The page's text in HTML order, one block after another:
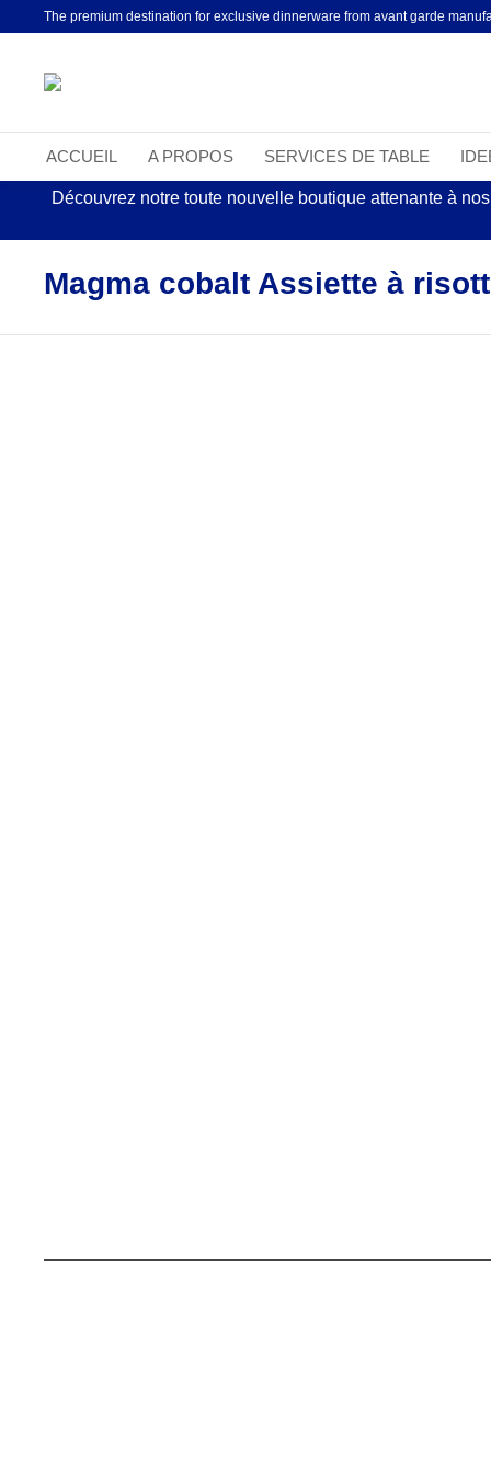
The premium destination for exclusive dinnerware from avant garde
ACCUEIL A PROPOS SERVICES DE TABLE
Découvrez notre toute nouvelle boutique attenante à
Magma cobalt Assiette à